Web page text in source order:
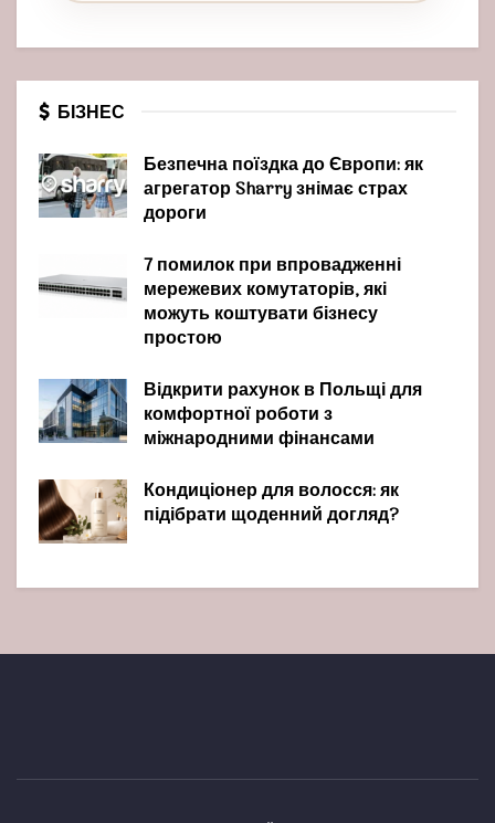
БІЗНЕС
Безпечна поїздка до Європи: як
агрегатор Sharry знімає страх
дороги
7 помилок при впровадженні
мережевих комутаторів, які
можуть коштувати бізнесу
простою
Відкрити рахунок в Польщі для
комфортної роботи з
міжнародними фінансами
Кондиціонер для волосся: як
підібрати щоденний догляд?